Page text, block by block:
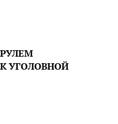
УГОЛОВНОЙ